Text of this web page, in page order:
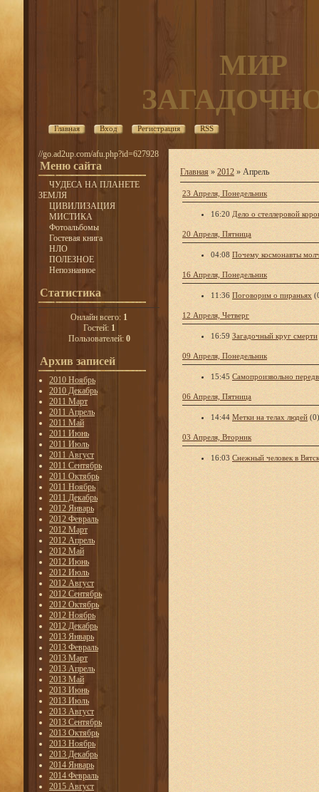
МИР
Главная Вход Регистрация RSS
//go.ad2up.com/afu.php?id=627928
Меню сайта
ЧУДЕСА НА ПЛАНЕТЕ
ЗЕМЛЯ
ЦИВИЛИЗАЦИЯ
МИСТИКА
Фотоальбомы
Гостевая книга
НЛО
ПОЛЕЗНОЕ
Непознанное
Статистика
Онлайн всего: 1
Гостей: 1
Пользователей: 0
Архив записей
2010 Ноябрь
2010 Декабрь
2011 Март
2011 Апрель
2011 Май
2011 Июнь
2011 Июль
2011 Август
2011 Сентябрь
2011 Октябрь
2011 Ноябрь
2011 Декабрь
2012 Январь
2012 Февраль
2012 Март
2012 Апрель
2012 Май
2012 Июнь
2012 Июль
2012 Август
2012 Сентябрь
2012 Октябрь
2012 Ноябрь
2012 Декабрь
2013 Январь
2013 Февраль
2013 Март
2013 Апрель
2013 Май
2013 Июнь
2013 Июль
2013 Август
2013 Сентябрь
2013 Октябрь
2013 Ноябрь
2013 Декабрь
2014 Январь
2014 Февраль
2015 Август
Главная » 2012 » Апрель
23 Апреля, Понедельник
16:20 Дело о стеллеровой
20 Апреля, Пятница
04:08 Почему космонавты
16 Апреля, Понедельник
11:36 Поговорим о пираньях
12 Апреля, Четверг
16:59 Загадочный круг смерти
09 Апреля, Понедельник
15:45 Самопроизвольно
06 Апреля, Пятница
14:44 Метки на телах людей (0)
03 Апреля, Вторник
16:03 Снежный человек в